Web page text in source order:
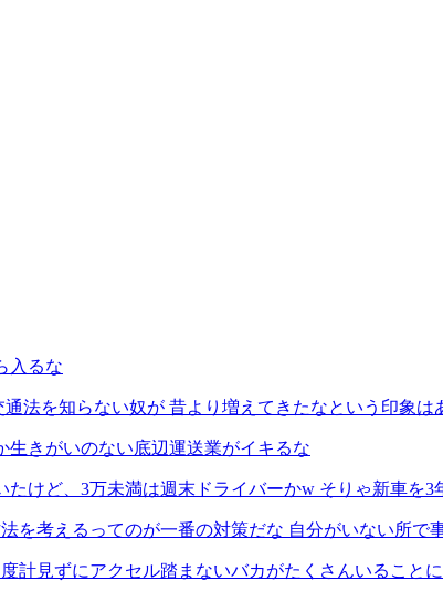
入るな
法を知らない奴が 昔より増えてきたなという印象は
生きがいのない底辺運送業がイキるな
たけど、3万未満は週末ドライバーかw そりゃ新車を
を考えるってのが一番の対策だな 自分がいない所
計見ずにアクセル踏まないバカがたくさんいることに